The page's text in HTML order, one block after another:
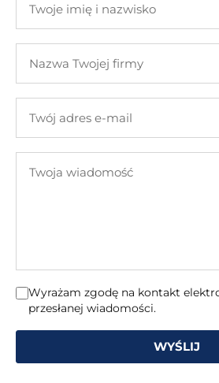
imię
nazwisko
Twojej
adres
mail
wiadomość
Wyrażam zgodę na kontakt
przesłanej wiadomości.
WYŚLIJ